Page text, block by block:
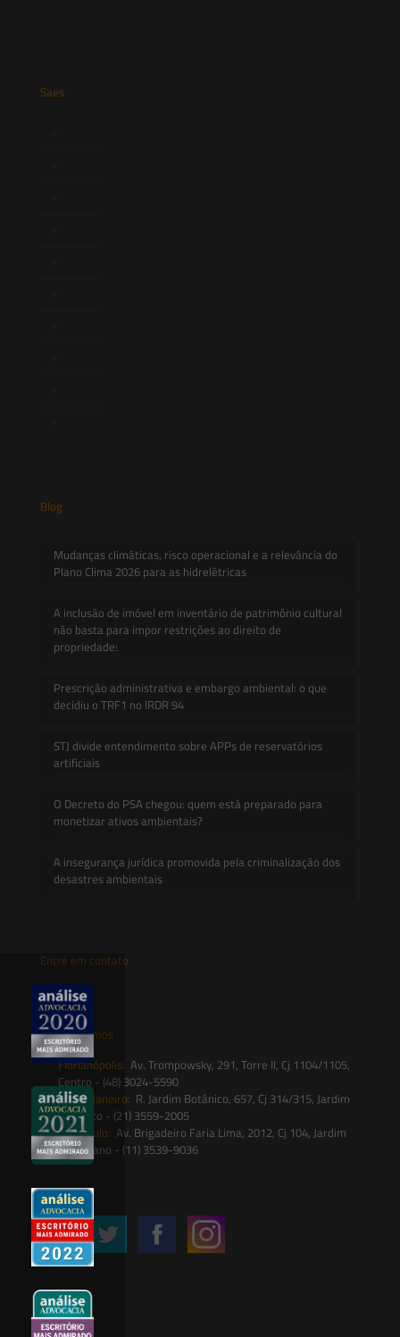
Saes
Blog
Mudanças climáticas, risco operacional e a relevância do
Plano Clima 2026 para as hidrelétricas
A inclusão de imóvel em inventário de patrimônio cultural
não basta para impor restrições ao direito de
propriedade:
Prescrição administrativa e embargo ambiental: o que
decidiu o TRF1 no IRDR 94
STJ divide entendimento sobre APPs de reservatórios
artificiais
O Decreto do PSA chegou: quem está preparado para
monetizar ativos ambientais?
A insegurança jurídica promovida pela criminalização dos
desastres ambientais
Entre em contato
contato@saesadvogados.com.br
Onde estamos
Florianópolis: Av. Trompowsky, 291, Torre II, Cj 1104/1105,
Centro - (48) 3024-5590
Rio de Janeiro: R. Jardim Botânico, 657, Cj 314/315, Jardim
Botânico - (21) 3559-2005
São Paulo: Av. Brigadeiro Faria Lima, 2012, Cj 104, Jardim
Paulistano - (11) 3539-9036
Siga-nos